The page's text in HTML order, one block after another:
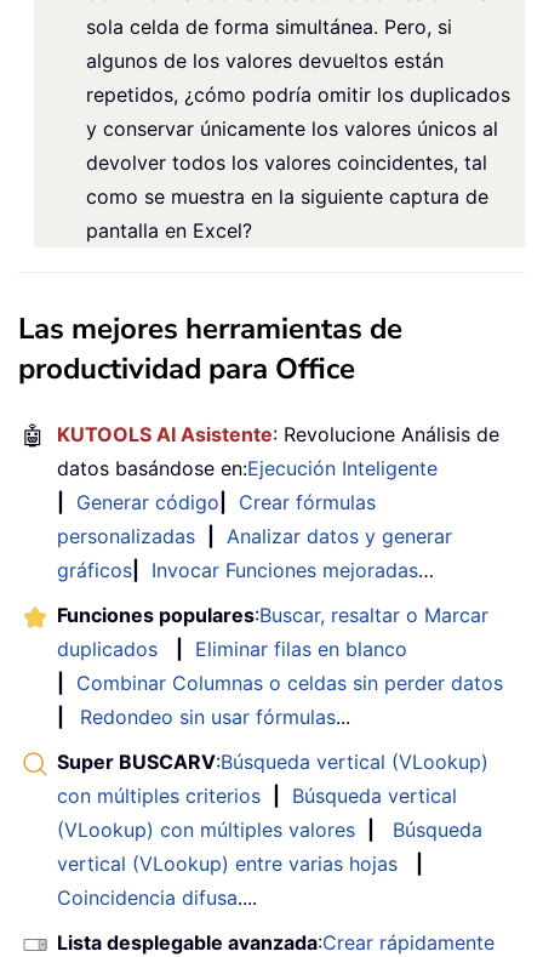
sola celda de forma simultánea. Pero, si
algunos de los valores devueltos están
repetidos, ¿cómo podría omitir los duplicados
y conservar únicamente los valores únicos al
devolver todos los valores coincidentes, tal
como se muestra en la siguiente captura de
pantalla en Excel?
Las mejores herramientas de
productividad para Office
🤖 KUTOOLS AI Asistente: Revolucione Análisis de
datos basándose en:Ejecución Inteligente
Generar código
Crear fórmulas
personalizadas
Analizar datos y generar
gráficos
Invocar Funciones mejoradas…
Funciones populares:Buscar, resaltar o Marcar
duplicados
Eliminar filas en blanco
Combinar Columnas o celdas sin perder datos
Redondeo sin usar fórmulas...
Super BUSCARV:Búsqueda vertical (VLookup)
con múltiples criterios
Búsqueda vertical
(VLookup) con múltiples valores
Búsqueda
vertical (VLookup) entre varias hojas
Coincidencia difusa....
Lista desplegable avanzada:Crear rápidamente